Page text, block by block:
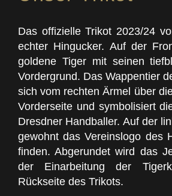
Das offizielle Trikot 2023/24
echter Hingucker. Auf der
goldene Tiger mit seinen
Vordergrund. Das Wappentier
sich vom rechten Ärmel über
Vorderseite und symbolisiert
Dresdner Handballer. Auf der
gewohnt das Vereinslogo des
finden. Abgerundet wird das
der Einarbeitung der
Rückseite des Trikots.